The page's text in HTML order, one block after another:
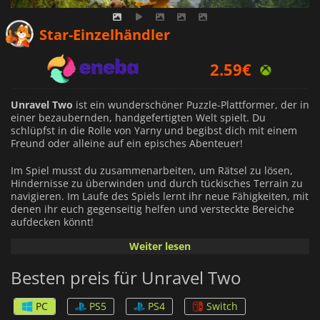
Star-Einzelhändler
2.59€
7.29€
Unravel Two ist ein wunderschöner Puzzle-Plattformer, der in
einer bezaubernden, handgefertigten Welt spielt. Du
schlüpfst in die Rolle von Yarny und begibst dich mit einem
Freund oder alleine auf ein episches Abenteuer!
Im Spiel musst du zusammenarbeiten, um Rätsel zu lösen,
Hindernisse zu überwinden und durch tückisches Terrain zu
navigieren. Im Laufe des Spiels lernt ihr neue Fähigkeiten, mit
denen ihr euch gegenseitig helfen und versteckte Bereiche
aufdecken könnt!
o atemberaubend - mit üppigen
Spiels ist ebenso beeindruckend - mit sanften Klängen und
Rhythmen, die deine Reise untermalen!
Unravel Twoverfügt außerdem über einen innovativen Koop-
Weiter lesen
Besten preis für Unravel Two
PC PS5 PS4
Switch